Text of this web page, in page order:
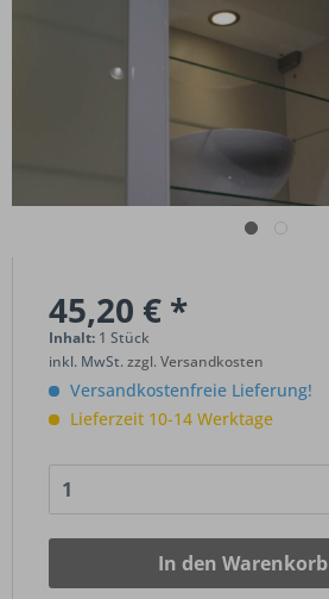
45,20 € *
Inhalt: 1 Stück
inkl. MwSt.zzgl. Versandkosten
Versandkostenfreie Lieferung!
Lieferzeit 10-14 Werktage
In den Warenkorb